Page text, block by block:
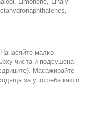
малко
чиста и подсушена
Масажирайте
за употреба както